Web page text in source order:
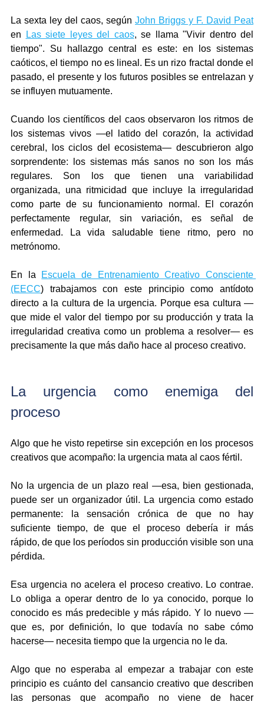
La sexta ley del caos, según John Briggs y F. David Peat
en
Las siete leyes del caos, se llama "Vivir dentro del
tiempo". Su hallazgo central es este: en los sistemas
caóticos, el tiempo no es lineal. Es un rizo fractal donde el
pasado, el presente y los futuros posibles se entrelazan y
se influyen mutuamente.
Cuando los científicos del caos observaron los ritmos de
los sistemas vivos —el latido del corazón, la actividad
cerebral, los ciclos del ecosistema— descubrieron algo
sorprendente: los sistemas más sanos no son los más
regulares. Son los que tienen una variabilidad
organizada, una ritmicidad que incluye la irregularidad
como parte de su funcionamiento normal. El corazón
perfectamente regular, sin variación, es señal de
enfermedad. La vida saludable tiene ritmo, pero no
metrónomo.
En la Escuela de Entrenamiento Creativo Consciente
(EECC) trabajamos con este principio como antídoto
directo a la cultura de la urgencia. Porque esa cultura —
que mide el valor del tiempo por su producción y trata la
irregularidad creativa como un problema a resolver— es
precisamente la que más daño hace al proceso creativo.
La urgencia como enemiga del
proceso
Algo que he visto repetirse sin excepción en los procesos
creativos que acompaño: la urgencia mata al caos fértil.
No la urgencia de un plazo real —esa, bien gestionada,
puede ser un organizador útil. La urgencia como estado
permanente: la sensación crónica de que no hay
suficiente tiempo, de que el proceso debería ir más
rápido, de que los períodos sin producción visible son una
pérdida.
Esa urgencia no acelera el proceso creativo. Lo contrae.
Lo obliga a operar dentro de lo ya conocido, porque lo
conocido es más predecible y más rápido. Y lo nuevo —
que es, por definición, lo que todavía no sabe cómo
hacerse— necesita tiempo que la urgencia no le da.
Algo que no esperaba al empezar a trabajar con este
principio es cuánto del cansancio creativo que describen
las personas que acompaño no viene de hacer